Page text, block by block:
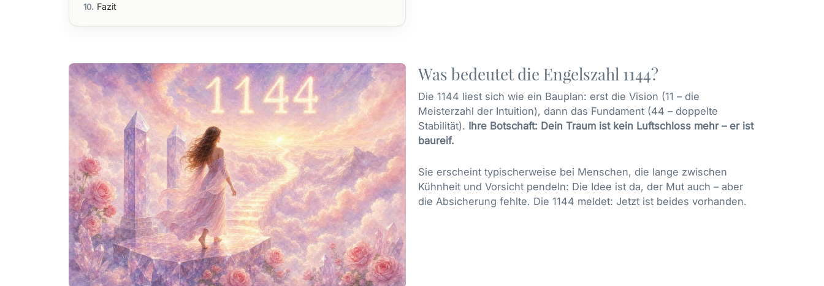
Fazit
Was bedeutet die Engelszahl 1144?
Die 1144 liest sich wie ein Bauplan: erst die Vision (11 – die
Meisterzahl der Intuition), dann das Fundament (44 – doppelte
Stabilität). Ihre Botschaft: Dein Traum ist kein Luftschloss mehr – er ist
baureif.
Sie erscheint typischerweise bei Menschen, die lange zwischen
Kühnheit und Vorsicht pendeln: Die Idee ist da, der Mut auch – aber
die Absicherung fehlte. Die 1144 meldet: Jetzt ist beides vorhanden.